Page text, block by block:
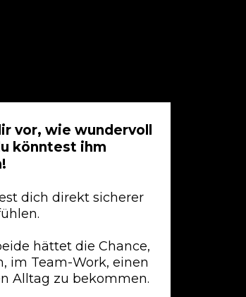
vor, wie wundervoll
könntest ihm
dich direkt sicherer
n.
hättet die Chance,
im Team-Work, einen
Alltag zu bekommen.